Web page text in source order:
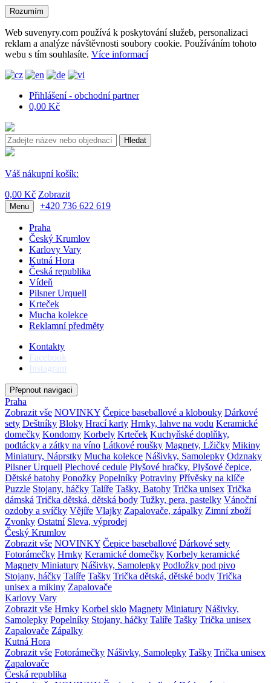
Rozumím
Web suvenyry.com používá k poskytování služeb, personalizaci
reklam a analýze návštěvnosti soubory cookie. Používáním tohoto
webu s tím souhlasíte. Více informací
Přihlášení - obchodní partner
0,00 Kč
Hledat
Váš nákupní košík:
0,00 Kč Zobrazit
Menu +420 736 622 619
Praha
Český Krumlov
Karlovy Vary
Kutná Hora
Česká republika
Vídeň
Pilsner Urquell
Krteček
Mucha kolekce
Reklamní předměty
Kontakty
Facebook
Instagram
Přepnout navigaci
Praha
Zobrazit vše NOVINKY Čepice baseballové a klobouky Dárkové
sety Deštníky Bloky Hrací karty Hrnky, lahve na vodu Keramické
domečky Kondomy Korbely Krteček Kuchyňské doplňky,
podtácky a zátky na víno Látkové roušky Magnety, Lžičky Mikiny
Miniatury, Náprstky Mucha kolekce Nášivky, Samolepky Odznaky
Pilsner Urquell Plechové cedule Plyšové hračky, Plyšové čepice,
Dětské batohy Ponožky Popelníky Potraviny Přívěsky na klíče
Puzzle Stojany, háčky Talíře Tašky, Batohy Trička unisex Trička
dámská Trička dětská, dětská body Tužky, pera, pastelky Vánoční
ozdoby a svíčky Vějíře Vlajky Zapalovače, zápalky Zimní zboží
Zvonky Ostatní Sleva, výprodej
Český Krumlov
Zobrazit vše NOVINKY Čepice baseballové Dárkové sety
Fotorámečky Hrnky Keramické domečky Korbely keramické
Magnety Miniatury Nášivky, Samolepky Podložky pod pivo
Stojany, háčky Talíře Tašky Trička dětská, dětské body Trička
unisex a mikiny Zapalovače
Karlovy Vary
Zobrazit vše Hrnky Korbel sklo Magnety Miniatury Nášivky,
Samolepky Popelníky Stojany, háčky Talíře Tašky Trička unisex
Zapalovače Zápalky
Kutná Hora
Zobrazit vše Fotorámečky Nášivky, Samolepky Tašky Trička unisex
Zapalovače
Česká republika